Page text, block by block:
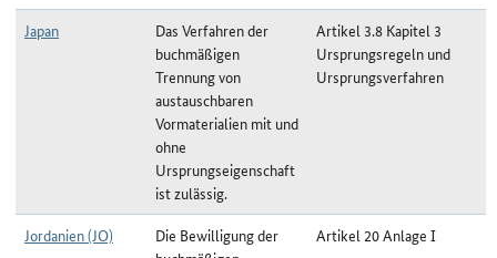
Japan
Das Verfahren der
buchmäßigen
Trennung von
austauschbaren
Vormaterialien mit und
ohne
Ursprungseigenschaft
ist zulässig.
Artikel 3.8 Kapitel 3
Ursprungsregeln und
Ursprungsverfahren
Jordanien (JO)
Die Bewilligung der
Artikel 20 Anlage I